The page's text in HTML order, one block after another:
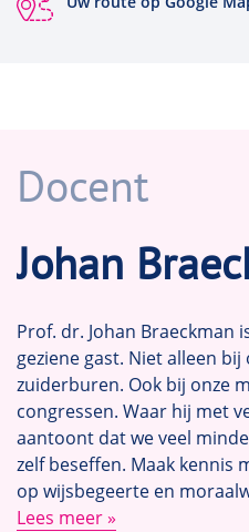
maar waarmee elke arts
na over de manier
consequenties heeft.
van Hodgkinson voor
leven waarin meer tijd
aspecten, zoals
In het bijzonder gaan we
arbeid in onze tijd
verschillende medische
Het is op zich niet de
vorm van
Docent
Johan
Prof. dr. Johan Braeckman
geziene gast. Niet alleen bij
zuiderburen. Ook bij onze
congressen. Waar hij met
aantoont dat we veel
zelf beseffen. Maak kennis
op wijsbegeerte en
Lees meer